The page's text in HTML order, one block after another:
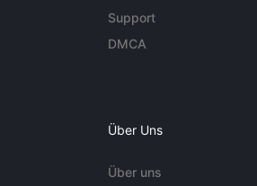
Support
DMCA
Über Uns
Über uns